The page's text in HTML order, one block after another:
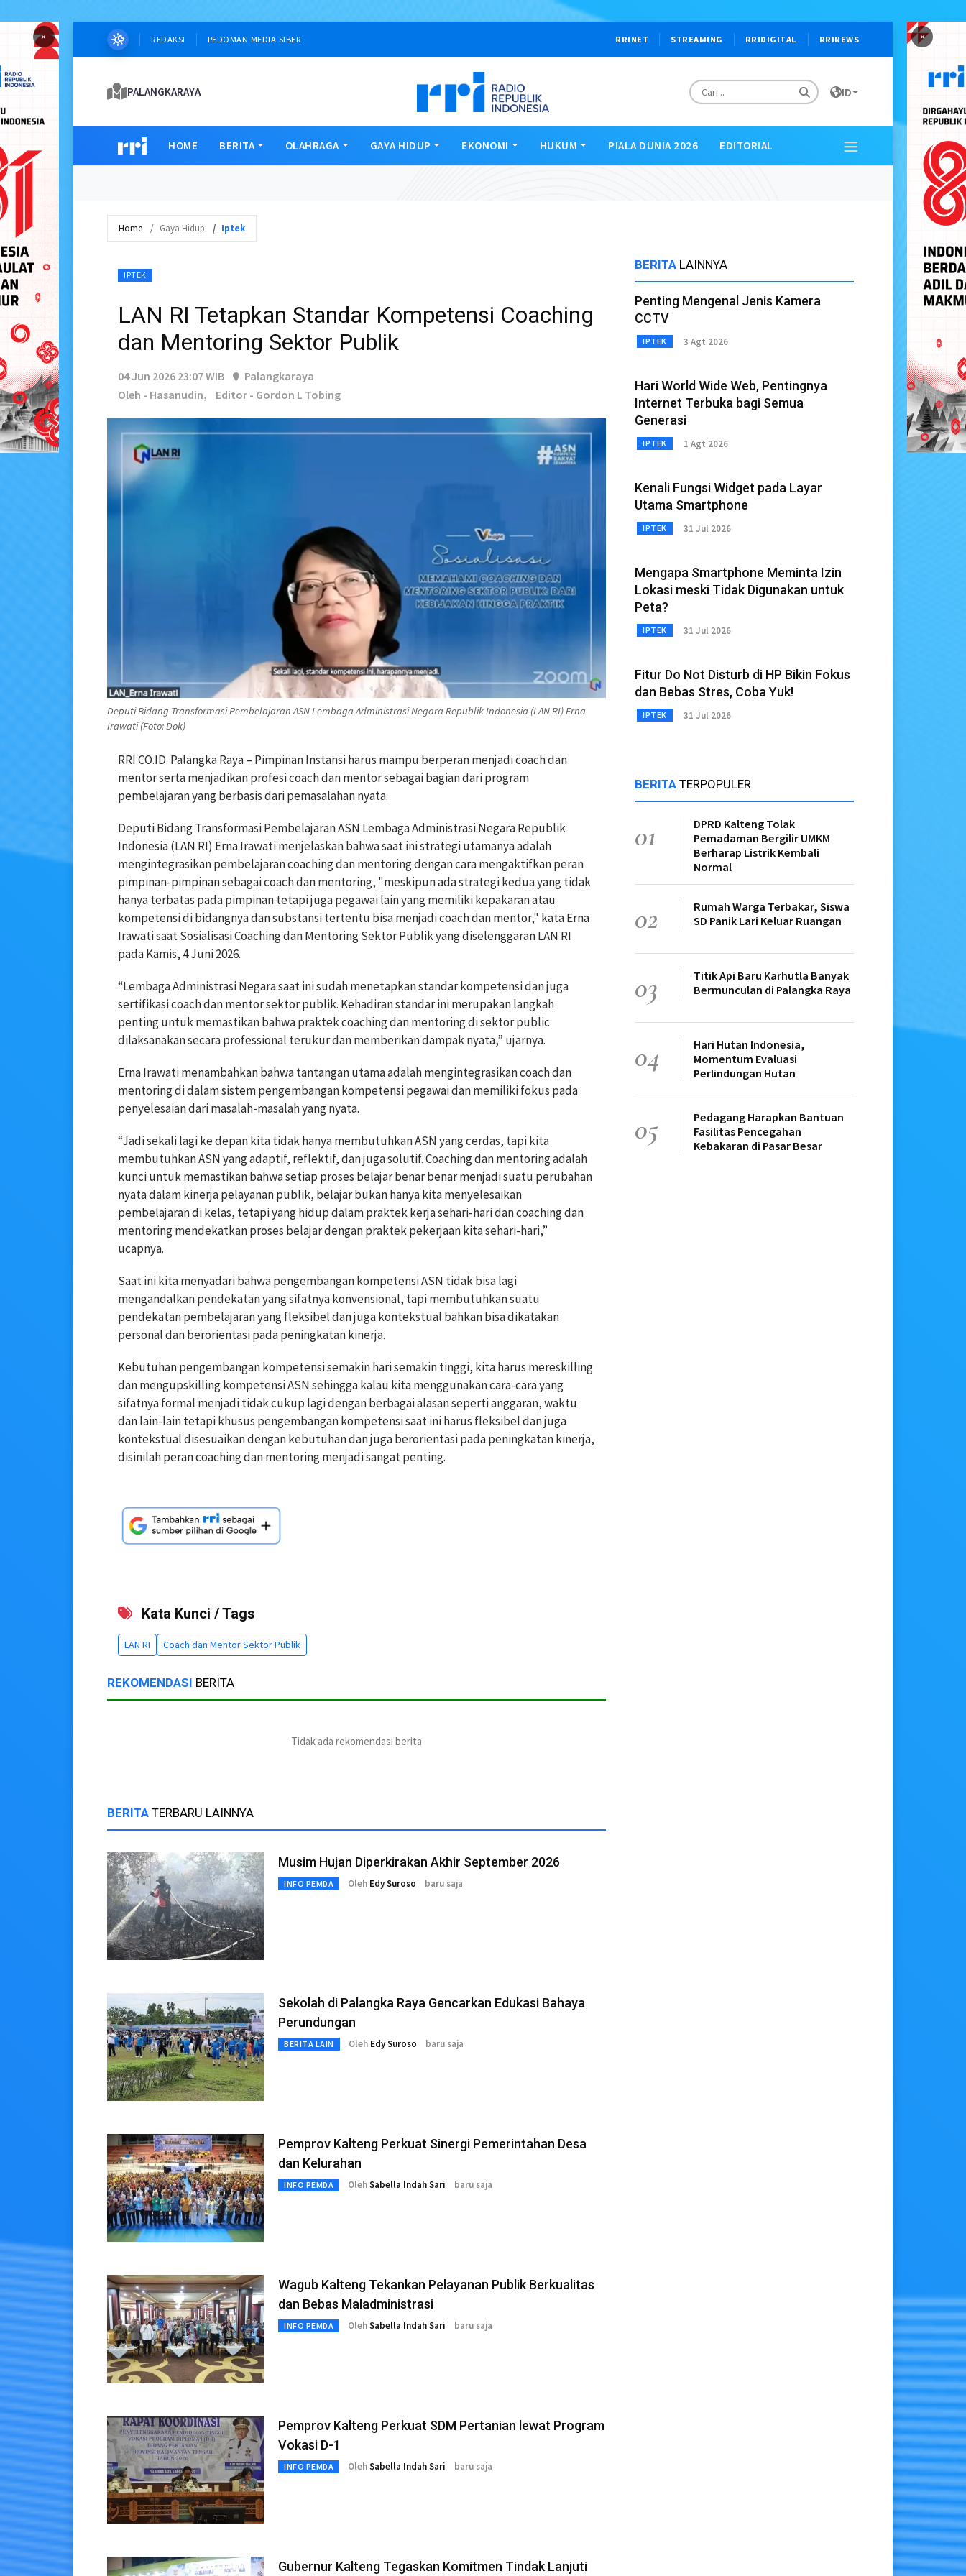
× ×
REDAKSI PEDOMAN MEDIA SIBER RRINET STREAMING RRIDIGITAL RRINEWS
PALANGKARAYA ID
HOME BERITA OLAHRAGA GAYA HIDUP EKONOMI HUKUM PIALA DUNIA 2026 EDITORIAL
Home Gaya Hidup Iptek
IPTEK
LAN RI Tetapkan Standar Kompetensi Coaching
dan Mentoring Sektor Publik
04 Jun 2026 23:07 WIB
Palangkaraya
Oleh - Hasanudin,
Editor - Gordon L Tobing
Deputi Bidang Transformasi Pembelajaran ASN Lembaga Administrasi Negara Republik Indonesia (LAN RI) Erna
Irawati (Foto: Dok)
RRI.CO.ID. Palangka Raya – Pimpinan Instansi harus mampu berperan menjadi coach dan
mentor serta menjadikan profesi coach dan mentor sebagai bagian dari program
pembelajaran yang berbasis dari pemasalahan nyata.
Deputi Bidang Transformasi Pembelajaran ASN Lembaga Administrasi Negara Republik
Indonesia (LAN RI) Erna Irawati menjelaskan bahwa saat ini strategi utamanya adalah
mengintegrasikan pembelajaran coaching dan mentoring dengan cara mengaktifkan peran
pimpinan-pimpinan sebagai coach dan mentoring, "meskipun ada strategi kedua yang tidak
hanya terbatas pada pimpinan tetapi juga pegawai lain yang memiliki kepakaran atau
kompetensi di bidangnya dan substansi tertentu bisa menjadi coach dan mentor," kata Erna
Irawati saat Sosialisasi Coaching dan Mentoring Sektor Publik yang diselenggaran LAN RI
pada Kamis, 4 Juni 2026.
“Lembaga Administrasi Negara saat ini sudah menetapkan standar kompetensi dan juga
sertifikasi coach dan mentor sektor publik. Kehadiran standar ini merupakan langkah
penting untuk memastikan bahwa praktek coaching dan mentoring di sektor public
dilaksanakan secara professional terukur dan memberikan dampak nyata,” ujarnya.
Erna Irawati menambahkan bahwa tantangan utama adalah mengintegrasikan coach dan
mentoring di dalam sistem pengembangan kompetensi pegawai dan memiliki fokus pada
penyelesaian dari masalah-masalah yang nyata.
“Jadi sekali lagi ke depan kita tidak hanya membutuhkan ASN yang cerdas, tapi kita
membutuhkan ASN yang adaptif, reflektif, dan juga solutif. Coaching dan mentoring adalah
kunci untuk memastikan bahwa setiap proses belajar benar benar menjadi suatu perubahan
nyata dalam kinerja pelayanan publik, belajar bukan hanya kita menyelesaikan
pembelajaran di kelas, tetapi yang hidup dalam praktek kerja sehari-hari dan coaching dan
mentoring mendekatkan proses belajar dengan praktek pekerjaan kita sehari-hari,”
ucapnya.
Saat ini kita menyadari bahwa pengembangan kompetensi ASN tidak bisa lagi
mengandalkan pendekatan yang sifatnya konvensional, tapi membutuhkan suatu
pendekatan pembelajaran yang fleksibel dan juga kontekstual bahkan bisa dikatakan
personal dan berorientasi pada peningkatan kinerja.
Kebutuhan pengembangan kompetensi semakin hari semakin tinggi, kita harus mereskilling
dan mengupskilling kompetensi ASN sehingga kalau kita menggunakan cara-cara yang
sifatnya formal menjadi tidak cukup lagi dengan berbagai alasan seperti anggaran, waktu
dan lain-lain tetapi khusus pengembangan kompetensi saat ini harus fleksibel dan juga
kontekstual disesuaikan dengan kebutuhan dan juga berorientasi pada peningkatan kinerja,
disinilah peran coaching dan mentoring menjadi sangat penting.
Kata Kunci / Tags
LAN RI Coach dan Mentor Sektor Publik
REKOMENDASI BERITA
Tidak ada rekomendasi berita
BERITA TERBARU LAINNYA
Musim Hujan Diperkirakan Akhir September 2026
INFO PEMDA Oleh Edy Suroso baru saja
Sekolah di Palangka Raya Gencarkan Edukasi Bahaya
Perundungan
BERITA LAIN Oleh Edy Suroso baru saja
Pemprov Kalteng Perkuat Sinergi Pemerintahan Desa
dan Kelurahan
INFO PEMDA OlehSabella Indah Sari baru saja
Wagub Kalteng Tekankan Pelayanan Publik Berkualitas
dan Bebas Maladministrasi
INFO PEMDA OlehSabella Indah Sari baru saja
Pemprov Kalteng Perkuat SDM Pertanian lewat Program
Vokasi D-1
INFO PEMDA OlehSabella Indah Sari baru saja
Gubernur Kalteng Tegaskan Komitmen Tindak Lanjuti
BERITA LAINNYA
Penting Mengenal Jenis Kamera
CCTV
IPTEK 3 Agt 2026
Hari World Wide Web, Pentingnya
Internet Terbuka bagi Semua
Generasi
IPTEK 1 Agt 2026
Kenali Fungsi Widget pada Layar
Utama Smartphone
IPTEK 31 Jul 2026
Mengapa Smartphone Meminta Izin
Lokasi meski Tidak Digunakan untuk
Peta?
IPTEK 31 Jul 2026
Fitur Do Not Disturb di HP Bikin Fokus
dan Bebas Stres, Coba Yuk!
IPTEK 31 Jul 2026
BERITA TERPOPULER
01
DPRD Kalteng Tolak
Pemadaman Bergilir UMKM
Berharap Listrik Kembali
Normal
02
Rumah Warga Terbakar, Siswa
SD Panik Lari Keluar Ruangan
03
Titik Api Baru Karhutla Banyak
Bermunculan di Palangka Raya
04
Hari Hutan Indonesia,
Momentum Evaluasi
Perlindungan Hutan
05
Pedagang Harapkan Bantuan
Fasilitas Pencegahan
Kebakaran di Pasar Besar